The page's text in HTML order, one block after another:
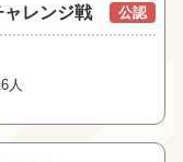
ャレンジ戦 公認
人